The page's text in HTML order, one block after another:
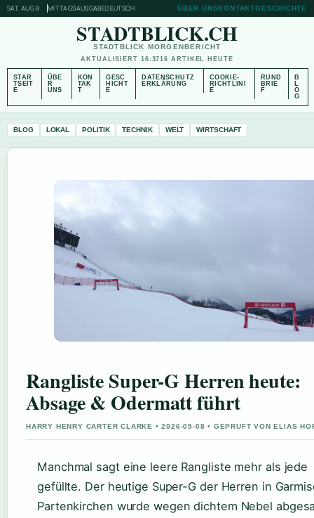
SAT, AUG 8 MITTAGSAUSGABEDEUTSCH ÜBER UNSKONTAKTGESCHICHTE
STADTBLICK.CH
STADTBLICK MORGENBERICHT
AKTUALISIERT 16:3716 ARTIKEL HEUTE
STAR
TSEIT
E
ÜBE
R
UNS
KON
TAK
T
GESC
HICHT
E
DATENSCHUTZ
ERKLÄRUNG
COOKIE-
RICHTLINI
E
RUND
BRIE
F
B
L
O
G
BLOG LOKAL POLITIK TECHNIK WELT WIRTSCHAFT
Rangliste Super-G Herren heute:
Absage & Odermatt führt
HARRY HENRY CARTER CLARKE • 2026-05-08 • GEPRUFT VON ELIAS
Manchmal sagt eine leere Rangliste mehr als jede
gefüllte. Der heutige Super-G der Herren in
Partenkirchen wurde wegen dichtem Nebel